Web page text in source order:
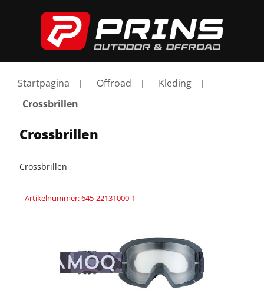
Startpagina Offroad
Kleding
Crossbrillen
Crossbrillen
Crossbrillen
Artikelnummer: 645-22131000-1